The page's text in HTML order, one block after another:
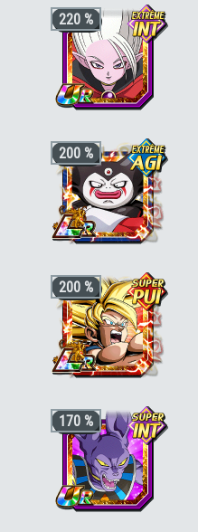
220 %
+3 ki, +170% stats pour la catégorie
"Prodiges du combat"ou"DAIMA"
+50% stats bonus si aussi"Pouvoir
démoniaque","En mission"ou
fratrie"
200 %
+3 ki, +200% stats pour la catégorie
"Pouvoir démoniaque"ou"Terrifiants
conquérants"
200 %
Ki +4, PV, ATT et DÉF +200 % pour la
catégorie"Prodiges du combat"
170 %